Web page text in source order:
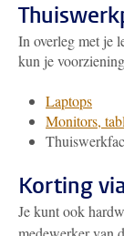
In overleg met je
kun je
Laptops
Monitors,
Korting
Je kunt ook